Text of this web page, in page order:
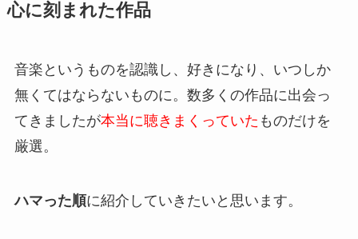
心に刻まれた作品
音楽というものを認識し、好きになり、いつしか
無くてはならないものに。数多くの作品に出会っ
てきましたが本当に聴きまくっていた ものだけを
厳選。
ハマった順に紹介していきたいと思います。